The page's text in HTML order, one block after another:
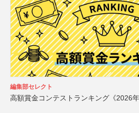
編集部セレクト
高額賞金コンテストランキング《2026年